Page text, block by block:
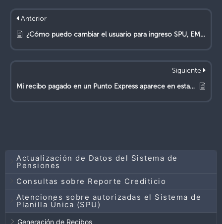
Actualización de Datos del Sistema de
Pensiones
Consultas sobre Reporte Crediticio
Atenciones sobre autorizadas el Sistema de
Planilla Única (SPU)
Generación de Recibos
Anterior
¿Cómo puedo cambiar el usuario para ingreso SPU, EMPXXXXXXXXXXXX; ya que está vinculado con el No. de DUI de un usuario que ya no labora en la empresa?
Siguiente
Mi recibo pagado en un Punto Express aparece en estado no pagado en el SPU. ¿Qué puedo hacer?